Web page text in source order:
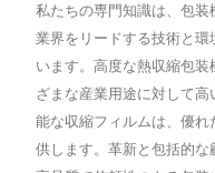
私たちの専門知識は、包装
業界をリードする技術と
います。高度な熱収縮包
ざまな産業用途に対して
能な収縮フィルムは、優
供します。革新と包括的